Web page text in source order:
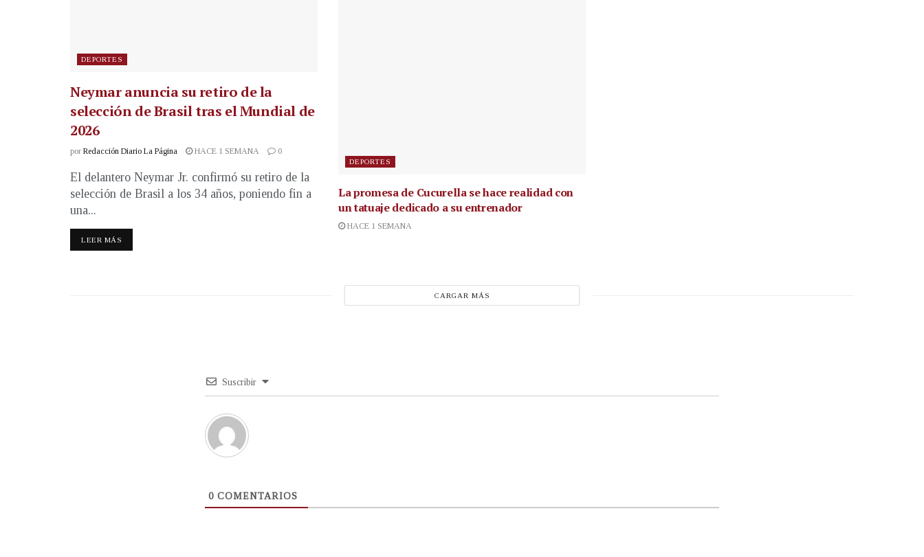
DEPORTES
Neymar anuncia su retiro de la
selección de Brasil tras el Mundial de
2026
por Redacción Diario La Página HACE 1 SEMANA 0
El delantero Neymar Jr. confirmó su retiro de la
selección de Brasil a los 34 años, poniendo fin a
una...
LEER MÁS
DEPORTES
La promesa de Cucurella se hace realidad con
un tatuaje dedicado a su entrenador
HACE 1 SEMANA
CARGAR MÁS
Suscribir
0 COMENTARIOS